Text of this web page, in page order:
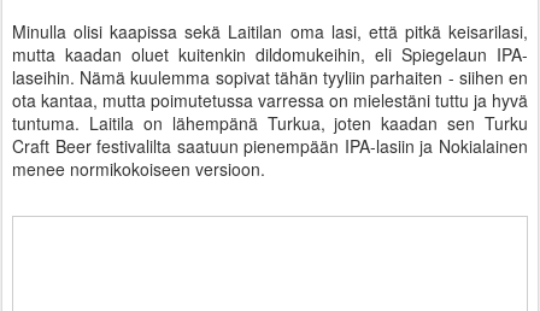
Minulla olisi kaapissa sekä Laitilan oma lasi, että pitkä keisarilasi,
mutta kaadan oluet kuitenkin dildomukeihin, eli Spiegelaun IPA-
laseihin. Nämä kuulemma sopivat tähän tyyliin parhaiten - siihen en
ota kantaa, mutta poimutetussa varressa on mielestäni tuttu ja hyvä
tuntuma. Laitila on lähempänä Turkua, joten kaadan sen Turku
Craft Beer festivalilta saatuun pienempään IPA-lasiin ja Nokialainen
menee normikokoiseen versioon.